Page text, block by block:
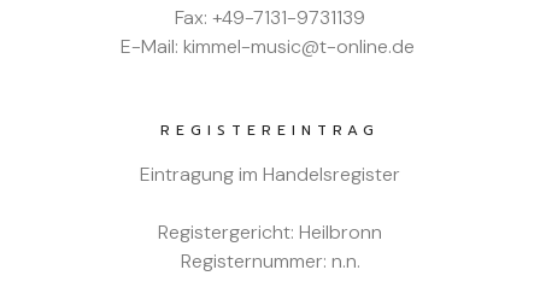
Fax: +49-7131-9731139
E-Mail: kimmel-music@t-online.de
REGISTEREINTRAG
Eintragung im Handelsregister
Registergericht: Heilbronn
Registernummer: n.n.